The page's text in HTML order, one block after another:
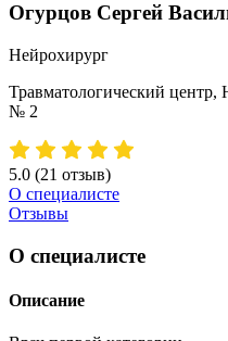
Огурцов Сергей
Нейрохирург
Травматологический центр,
№ 2
5.0 (21 отзыв)
О специалисте
Отзывы
О специалисте
Описание